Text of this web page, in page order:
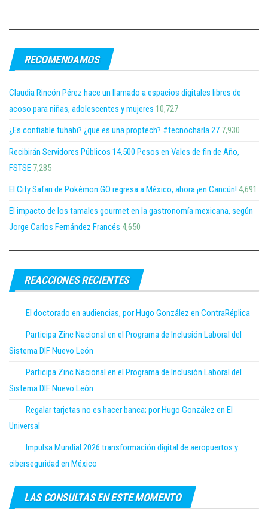
RECOMENDAMOS
Claudia Rincón Pérez hace un llamado a espacios digitales libres de
acoso para niñas, adolescentes y mujeres 10,727
¿Es confiable tuhabi? ¿que es una proptech? #tecnocharla 27 7,930
Recibirán Servidores Públicos 14,500 Pesos en Vales de fin de Año,
FSTSE 7,285
El City Safari de Pokémon GO regresa a México, ahora ¡en Cancún! 4,691
El impacto de los tamales gourmet en la gastronomía mexicana, según
Jorge Carlos Fernández Francés 4,650
REACCIONES RECIENTES
El doctorado en audiencias, por Hugo González en ContraRéplica
Participa Zinc Nacional en el Programa de Inclusión Laboral del
Sistema DIF Nuevo León
Participa Zinc Nacional en el Programa de Inclusión Laboral del
Sistema DIF Nuevo León
Regalar tarjetas no es hacer banca; por Hugo González en El
Universal
Impulsa Mundial 2026 transformación digital de aeropuertos y
ciberseguridad en México
LAS CONSULTAS EN ESTE MOMENTO